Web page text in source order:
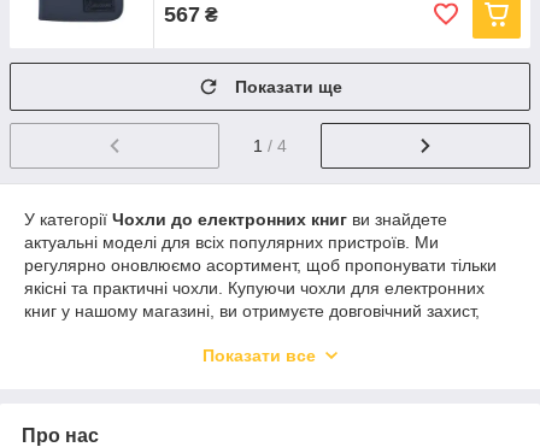
567 ₴
Показати ще
1 / 4
У категорії Чохли до електронних книг ви знайдете
актуальні моделі для всіх популярних пристроїв. Ми
регулярно оновлюємо асортимент, щоб пропонувати тільки
якісні та практичні чохли. Купуючи чохли для електронних
книг у нашому магазині, ви отримуєте довговічний захист,
Показати все
Про нас